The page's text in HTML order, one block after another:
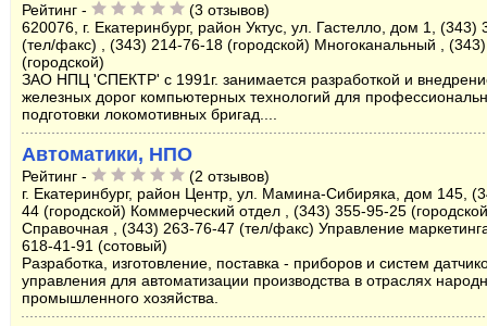
Рейтинг -
(3 отзывов)
620076, г. Екатеринбург, район Уктус, ул. Гастелло, дом 1, (343)
(тел/факс) , (343) 214-76-18 (городской) Многоканальный ,
(городской)
ЗАО НПЦ 'СПЕКТР' с 1991г. занимается разработкой и
железных дорог компьютерных технологий для
подготовки локомотивных бригад....
Автоматики, НПО
Рейтинг -
(2 отзывов)
г. Екатеринбург, район Центр, ул. Мамина-Сибиряка, дом 145,
44 (городской) Коммерческий отдел , (343) 355-95-25
Справочная , (343) 263-76-47 (тел/факс) Управление
618-41-91 (сотовый)
Разработка, изготовление, поставка - приборов и систем
управления для автоматизации производства в отраслях
промышленного хозяйства.